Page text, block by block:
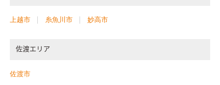
上越市 糸魚川市 妙高市
佐渡エリア
佐渡市